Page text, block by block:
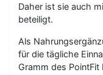
Daher ist sie auch
beteiligt.
Als
für die tägliche
Gramm des PointFit